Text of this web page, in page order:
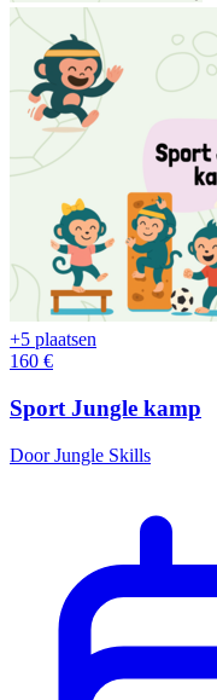
+5 plaatsen
160 €
Sport Jungle kamp
Door Jungle Skills